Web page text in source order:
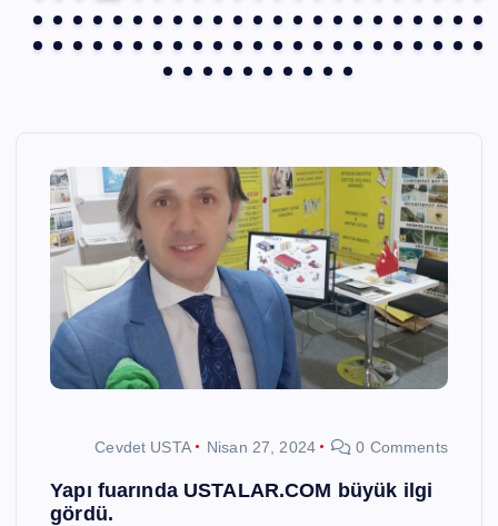
Cevdet USTA Nisan 27, 2024 0 Comments
Yapı fuarında USTALAR.COM büyük ilgi
gördü.